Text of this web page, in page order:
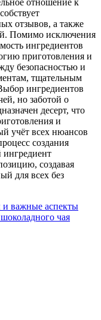
отношение к
отзывов, а также
Помимо исключения
ингредиентов
приготовления и
безопасностью и
тщательным
ингредиентов
но заботой о
десерт, что
и
учёт всех нюансов
создания
ингредиент
создавая
для всех без
и важные аспекты
чая